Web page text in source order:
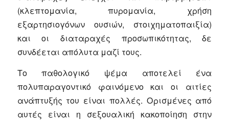
(κλεπτομανία, πυρομανία, χρήση
εξαρτησιογόνων ουσιών, στοιχηματοπαιξία)
και οι διαταραχές προσωπικότητας, δε
συνδέεται απόλυτα μαζί τους.
Το παθολογικό ψέμα αποτελεί ένα
πολυπαραγοντικό φαινόμενο και οι αιτίες
ανάπτυξής του είναι πολλές. Ορισμένες από
αυτές είναι η σεξουαλική κακοποίηση στην